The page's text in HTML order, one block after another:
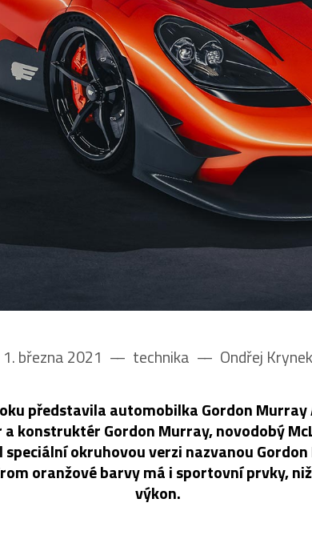
1. března 2021 –– technika –– Ondřej Krynek
představila automobilka Gordon
konstruktér Gordon Murray, novodobý
okruhovou verzi nazvanou
oranžové barvy má i sportovní prvky,
výkon.